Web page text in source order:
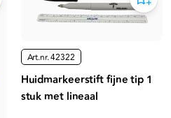
Art.nr.42322
Huidmarkeerstift fijne tip 1
stuk met lineaal